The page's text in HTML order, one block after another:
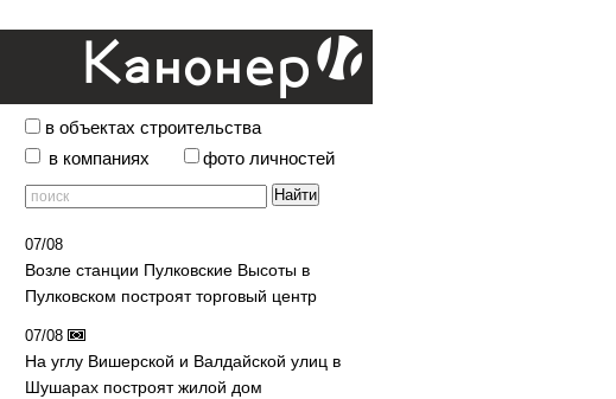
в объектах строительства
в компаниях
фото личностей
07/08
Возле станции Пулковские Высоты в
Пулковском построят торговый центр
07/08
На углу Вишерской и Валдайской улиц в
Шушарах построят жилой дом